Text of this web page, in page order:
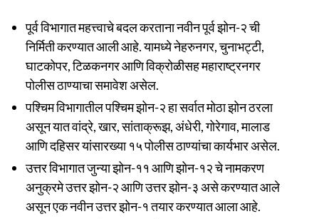
पूर्व विभागात महत्त्वाचे बदल करताना नवीन पूर्व झोन-२ ची
निर्मिती करण्यात आली आहे. यामध्ये नेहरुनगर, चुनाभट्टी,
घाटकोपर, टिळकनगर आणि विक्रोळीसह महाराष्ट्रनगर
पोलीस ठाण्याचा समावेश असेल.
पश्चिम विभागातील पश्चिम झोन-२ हा सर्वात मोठा झोन ठरला
असून यात वांद्रे, खार, सांताक्रूझ, अंधेरी, गोरेगाव, मालाड
आणि दहिसर यांसारख्या १५ पोलीस ठाण्यांचा कार्यभार असेल.
उत्तर विभागात जुन्या झोन-११ आणि झोन-१२ चे नामकरण
अनुक्रमे उत्तर झोन-२ आणि उत्तर झोन-३ असे करण्यात आले
असून एक नवीन उत्तर झोन-१ तयार करण्यात आला आहे.